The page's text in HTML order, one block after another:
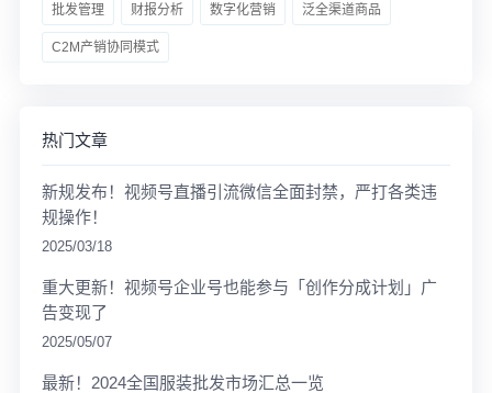
批发管理 财报分析 数字化营销 泛全渠道商品
C2M产销协同模式
热门文章
新规发布！视频号直播引流微信全面封禁，严打各类违
规操作！
2025/03/18
重大更新！视频号企业号也能参与「创作分成计划」广
告变现了
2025/05/07
最新！2024全国服装批发市场汇总一览